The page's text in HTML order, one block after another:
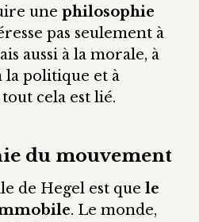
une philosophie
pas seulement à
aussi à la morale, à
la politique et à
cela est lié.
du mouvement
de Hegel est que le
. Le monde,